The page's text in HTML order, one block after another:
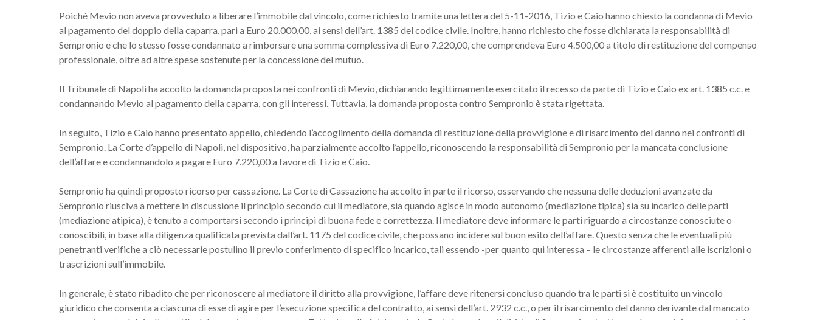
Poiché Mevio non aveva provveduto a liberare l’immobile dal vincolo, come richiesto tramite una lettera del 5-11-2016, Tizio e Caio hanno chiesto la condanna di Mevio
al pagamento del doppio della caparra, pari a Euro 20.000,00, ai sensi dell’art. 1385 del codice civile. Inoltre, hanno richiesto che fosse dichiarata la responsabilità di
Sempronio e che lo stesso fosse condannato a rimborsare una somma complessiva di Euro 7.220,00, che comprendeva Euro 4.500,00 a titolo di restituzione del compenso
professionale, oltre ad altre spese sostenute per la concessione del mutuo.
Il Tribunale di Napoli ha accolto la domanda proposta nei confronti di Mevio, dichiarando legittimamente esercitato il recesso da parte di Tizio e Caio ex art. 1385 c.c. e
condannando Mevio al pagamento della caparra, con gli interessi. Tuttavia, la domanda proposta contro Sempronio è stata rigettata.
In seguito, Tizio e Caio hanno presentato appello, chiedendo l’accoglimento della domanda di restituzione della provvigione e di risarcimento del danno nei confronti di
Sempronio. La Corte d’appello di Napoli, nel dispositivo, ha parzialmente accolto l’appello, riconoscendo la responsabilità di Sempronio per la mancata conclusione
dell’affare e condannandolo a pagare Euro 7.220,00 a favore di Tizio e Caio.
Sempronio ha quindi proposto ricorso per cassazione. La Corte di Cassazione ha accolto in parte il ricorso, osservando che nessuna delle deduzioni avanzate da
Sempronio riusciva a mettere in discussione il principio secondo cui il mediatore, sia quando agisce in modo autonomo (mediazione tipica) sia su incarico delle parti
(mediazione atipica), è tenuto a comportarsi secondo i principi di buona fede e correttezza. Il mediatore deve informare le parti riguardo a circostanze conosciute o
conoscibili, in base alla diligenza qualificata prevista dall’art. 1175 del codice civile, che possano incidere sul buon esito dell’affare. Questo senza che le eventuali più
penetranti verifiche a ciò necessarie postulino il previo conferimento di specifico incarico, tali essendo -per quanto qui interessa – le circostanze afferenti alle iscrizioni o
trascrizioni sull’immobile.
In generale, è stato ribadito che per riconoscere al mediatore il diritto alla provvigione, l’affare deve ritenersi concluso quando tra le parti si è costituito un vincolo
giuridico che consenta a ciascuna di esse di agire per l’esecuzione specifica del contratto, ai sensi dell’art. 2932 c.c., o per il risarcimento del danno derivante dal mancato